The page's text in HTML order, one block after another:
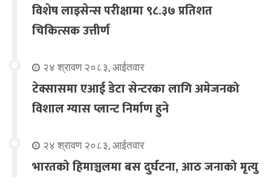
विशेष लाइसेन्स परीक्षामा ९८.३७ प्रतिशत
चिकित्सक उत्तीर्ण
२४ श्रावण २०८३, आईतवार
टेक्सासमा एआई डेटा सेन्टरका लागि अमेजनको
विशाल ग्यास प्लान्ट निर्माण हुने
२४ श्रावण २०८३, आईतवार
भारतको हिमाञ्चलमा बस दुर्घटना, आठ जनाको मृत्यु